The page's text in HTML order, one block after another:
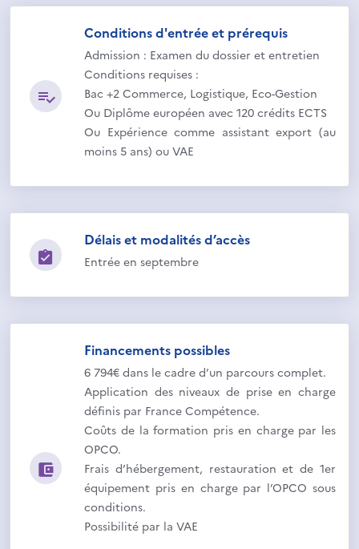
Conditions d'entrée et prérequis
Admission : Examen du dossier et entretien
Conditions requises :
Bac +2 Commerce, Logistique, Eco-Gestion
Ou Diplôme européen avec 120 crédits ECTS
Ou Expérience comme assistant export (au
moins 5 ans) ou VAE
Délais et modalités d’accès
Entrée en septembre
Financements possibles
6 794€ dans le cadre d’un parcours complet.
Application des niveaux de prise en charge
définis par France Compétence.
Coûts de la formation pris en charge par les
OPCO.
Frais d’hébergement, restauration et de 1er
équipement pris en charge par l’OPCO sous
conditions.
Possibilité par la VAE